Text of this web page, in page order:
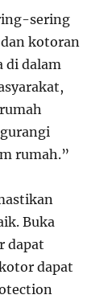
sering
kotoran
di dalam
rumah.”
Buka
dapat
dapat